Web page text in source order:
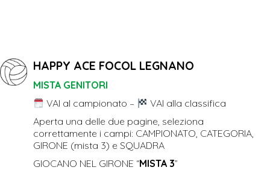
HAPPY ACE FOCOL LEGNANO
MISTA GENITORI
VAI al campionato –
VAI alla classifica
Aperta una delle due pagine, seleziona
correttamente i campi: CAMPIONATO, CATEGORIA,
GIRONE (mista 3) e SQUADRA
GIOCANO NEL GIRONE “MISTA 3”